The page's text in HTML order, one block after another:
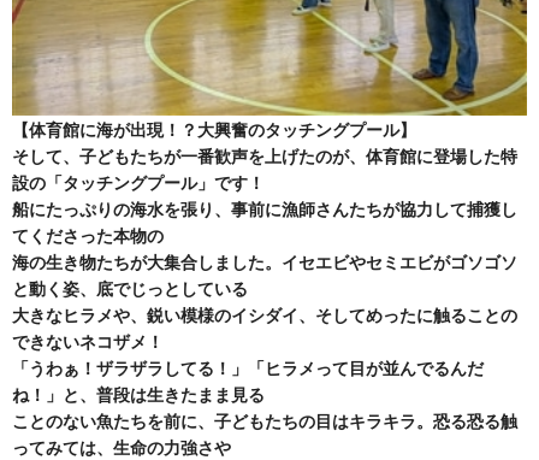
【体育館に海が出現！？大興奮のタッチングプール】
そして、子どもたちが一番歓声を上げたのが、体育館に登場した特
設の「タッチングプール」です！
船にたっぷりの海水を張り、事前に漁師さんたちが協力して捕獲し
てくださった本物の
海の生き物たちが大集合しました。イセエビやセミエビがゴソゴソ
と動く姿、底でじっとしている
大きなヒラメや、鋭い模様のイシダイ、そしてめったに触ることの
できないネコザメ！
「うわぁ！ザラザラしてる！」「ヒラメって目が並んでるんだ
ね！」と、普段は生きたまま見る
ことのない魚たちを前に、子どもたちの目はキラキラ。恐る恐る触
ってみては、生命の力強さや